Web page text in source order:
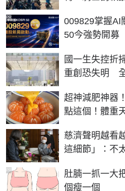
009829掌握AI
50今強勢開募
PR
國一生失控折
重創恐失明
超神減肥神器
點這個！體重
PR
慈濟聲明越看
這細節」：不
肚腩一抓一大
個瘦一個
PR